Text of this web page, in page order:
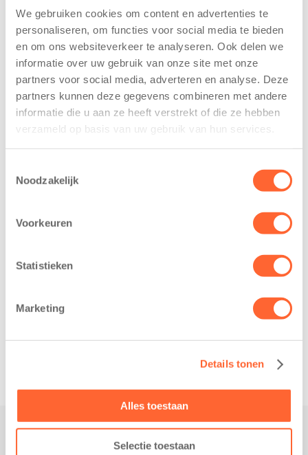
We gebruiken cookies om content en advertenties te
personaliseren, om functies voor social media te bieden
en om ons websiteverkeer te analyseren. Ook delen we
informatie over uw gebruik van onze site met onze
partners voor social media, adverteren en analyse. Deze
partners kunnen deze gegevens combineren met andere
informatie die u aan ze heeft verstrekt of die ze hebben
verzameld op basis van uw gebruik van hun services.
Noodzakelijk
Voorkeuren
Statistieken
Marketing
Details tonen
Alles toestaan
Selectie toestaan
Kinderen BSO
De
Westerburcht
trainen alvast
voor Kids First
Mini 4 Mijl
7 augustus 2026
Eelde, 6 augustus
2026 – Kinderen
Westerburcht in
kregen een…
Kids First
tekent
koopcontract
voor nieuw
kindcentrum in
wijk Wiarda in
Leeuwarden
11 juni 2026
Leeuwarden –
belangrijke stap
de wijk Wiarda in
Leeuwarden Zuid.